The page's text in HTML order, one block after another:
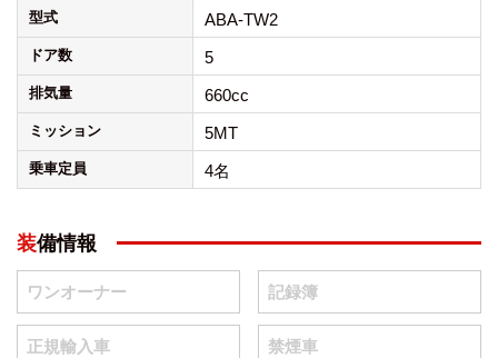
型式 ABA-TW2
ドア数 5
排気量 660cc
ミッション 5MT
乗車定員 4名
装備情報
ワンオーナー 記録簿
正規輸入車 禁煙車